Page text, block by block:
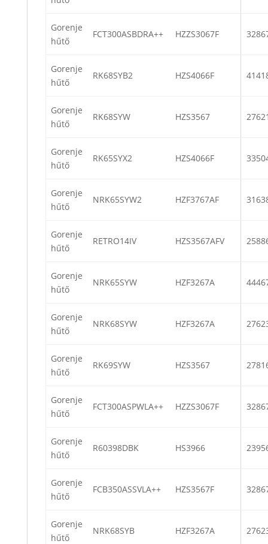
Gorenje
hűtő
FCT300ASBDRA++ HZZS3067F
Gorenje
hűtő
RK68SYB2 HZS4066F
Gorenje
hűtő
RK68SYW HZS3567
Gorenje
hűtő
RK65SYX2 HZS4066F
Gorenje
hűtő
NRK65SYW2 HZF3767AF
Gorenje
hűtő
RETRO14IV HZS3567AFV
Gorenje
hűtő
NRK65SYW HZF3267A
Gorenje
hűtő
NRK68SYW HZF3267A
Gorenje
hűtő
RK69SYW HZS3567
Gorenje
hűtő
FCT300ASPWLA++ HZZS3067F
Gorenje
hűtő
R60398DBK HS3966
Gorenje
hűtő
FCB350ASSVLA++ HZS3567F
Gorenje
hűtő
NRK68SYB HZF3267A